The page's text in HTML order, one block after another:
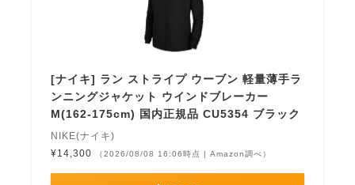
[ナイキ] ラン ストライプ ウーブン 軽量薄手ラ
ンニングジャケット ウインドブレーカー
M(162-175cm) 国内正規品 CU5354 ブラック
NIKE(ナイキ)
¥14,300
（2026/08/08 16:06時点 | Amazon調べ）